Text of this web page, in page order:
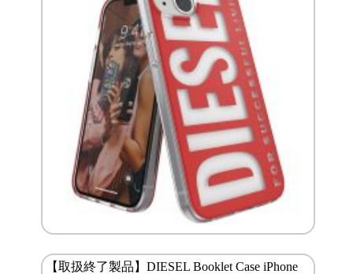
【取扱終了製品】DIESEL Booklet Case iPhone